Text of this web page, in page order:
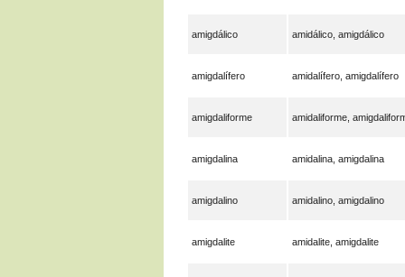
amigdálico amidálico, amigdálico
amigdalífero amidalífero, amigdalífero
amigdaliforme amidaliforme,
amigdalina amidalina, amigdalina
amigdalino amidalino, amigdalino
amigdalite amidalite, amigdalite